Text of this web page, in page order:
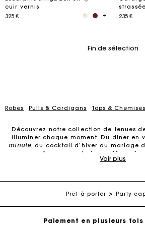
cuir vernis
325 €
strassée
235 €
Fin de sélection
Robes Pulls & Cardigans Tops & Chemises
Découvrez notre collection de tenues
illuminer chaque moment. Du dîner en
minute, du cocktail d’hiver au mariage
coup sûr une, ou plusieurs pièces, à
occasion.
Qu’il s’agisse d’ungrand événement ou
Robes en dentelle ,robes en
en sequins... chaque modèle met en
Voir plus
Prêt-à-porter Party
Carte Cadeau Maje : la
Livraison à domicile offerte
Paiement en plusieurs